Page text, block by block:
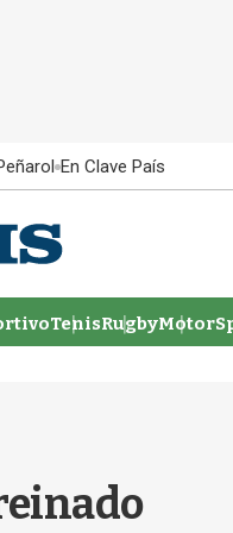
En Clave País
TenisRugby